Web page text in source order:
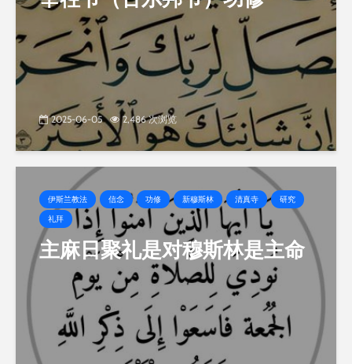
2025-06-05 2,486 次浏览
伊斯兰教法 信念 功修 新穆斯林 清真寺
研究
礼拜
主麻日聚礼是对穆斯林是主命